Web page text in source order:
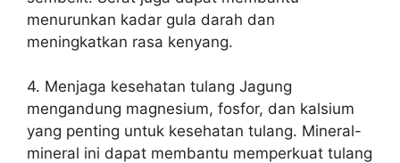
menurunkan kadar gula darah dan
meningkatkan rasa kenyang.
4. Menjaga kesehatan tulang Jagung
mengandung magnesium, fosfor, dan kalsium
yang penting untuk kesehatan tulang. Mineral-
mineral ini dapat membantu memperkuat tulang